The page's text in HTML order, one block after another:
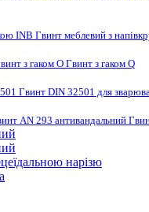
INB Гвинт меблевий з
з гаком O Гвинт з гаком Q
Гвинт DIN 32501 для
AN 293 антивандальний
нарізю